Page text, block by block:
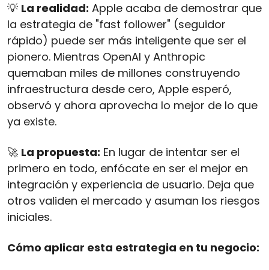
💡 La realidad: Apple acaba de demostrar que
la estrategia de "fast follower" (seguidor
rápido) puede ser más inteligente que ser el
pionero. Mientras OpenAI y Anthropic
quemaban miles de millones construyendo
infraestructura desde cero, Apple esperó,
observó y ahora aprovecha lo mejor de lo que
ya existe.
🚀 La propuesta: En lugar de intentar ser el
primero en todo, enfócate en ser el mejor en
integración y experiencia de usuario. Deja que
otros validen el mercado y asuman los riesgos
iniciales.
Cómo aplicar esta estrategia en tu negocio: